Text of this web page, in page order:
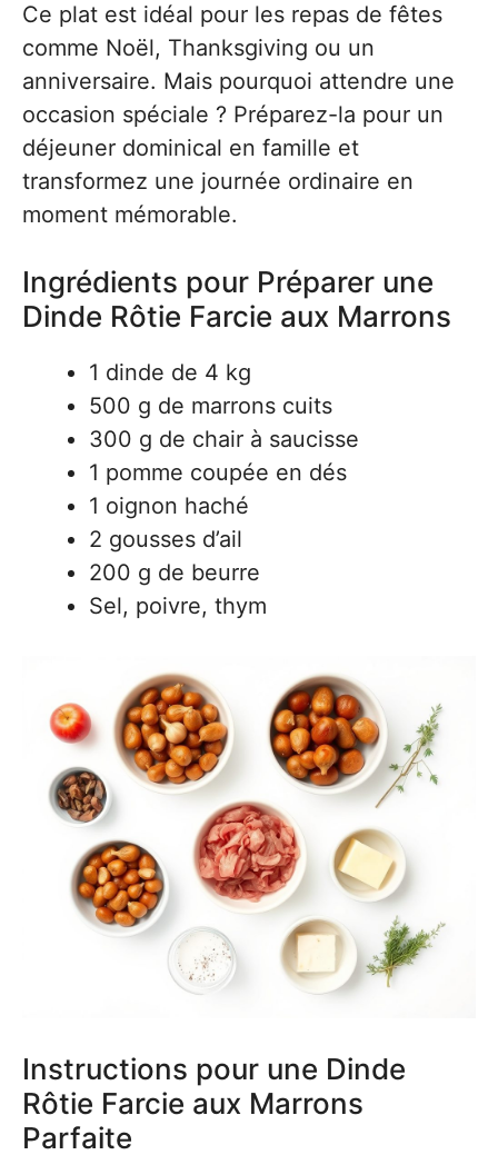
Ce plat est idéal pour les repas de fêtes
comme Noël, Thanksgiving ou un
anniversaire. Mais pourquoi attendre une
occasion spéciale ? Préparez-la pour un
déjeuner dominical en famille et
transformez une journée ordinaire en
moment mémorable.
Ingrédients pour Préparer une
Dinde Rôtie Farcie aux Marrons
1 dinde de 4 kg
500 g de marrons cuits
300 g de chair à saucisse
1 pomme coupée en dés
1 oignon haché
2 gousses d’ail
200 g de beurre
Sel, poivre, thym
Instructions pour une Dinde
Rôtie Farcie aux Marrons
Parfaite